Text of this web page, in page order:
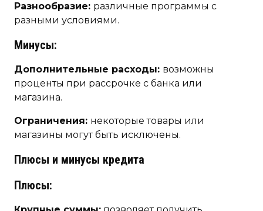
Разнообразие: различные программы с
разными условиями.
Минусы:
Дополнительные расходы: возможны
проценты при рассрочке с банка или
магазина.
Ограничения: некоторые товары или
магазины могут быть исключены.
Плюсы и минусы кредита
Плюсы: